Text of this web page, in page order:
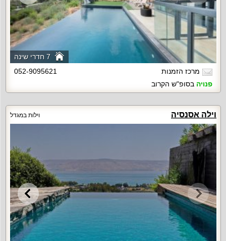
7 חדרי שינה
מרכז הזמנות
052-9095621
פנויה בסופ"ש הקרוב
וילה אסנסיה וילות במגדל